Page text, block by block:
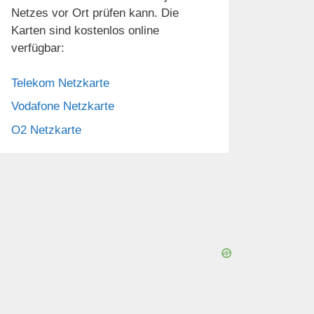
Netzes vor Ort prüfen kann. Die
Karten sind kostenlos online
verfügbar:
Telekom Netzkarte
Vodafone Netzkarte
O2 Netzkarte